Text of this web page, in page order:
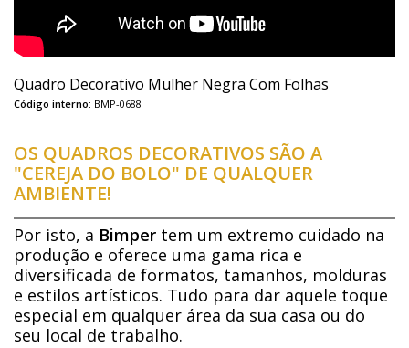
Quadro Decorativo Mulher Negra Com Folhas
Código interno: BMP-0688
OS QUADROS DECORATIVOS SÃO A
"CEREJA DO BOLO" DE QUALQUER
AMBIENTE!
Por isto, a Bimper tem um extremo cuidado na
produção e oferece uma gama rica e
diversificada de formatos, tamanhos, molduras
e estilos artísticos. Tudo para dar aquele toque
especial em qualquer área da sua casa ou do
seu local de trabalho.